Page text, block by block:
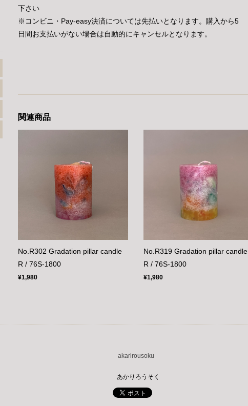
下さい
※コンビニ・Pay-easy決済については先払いとなります。購入から5
日間お支払いがない場合は自動的にキャンセルとなります。
関連商品
No.R302 Gradation pillar candle
R / 76S-1800
¥1,980
No.R319 Gradation pillar candle
R / 76S-1800
¥1,980
akarirousoku
あかりろうそく